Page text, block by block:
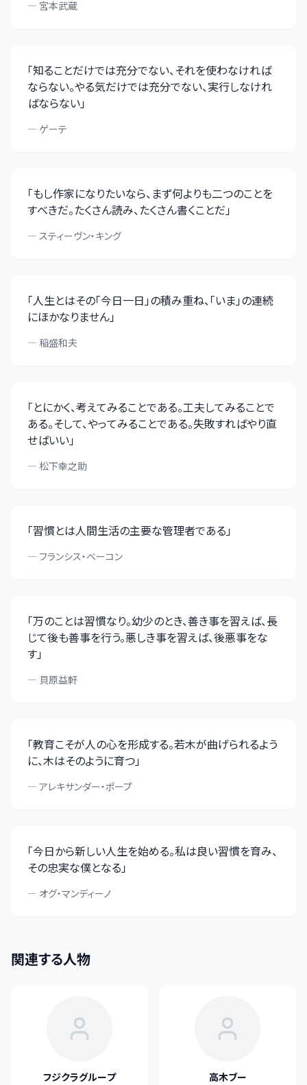
— 宮本武蔵
「知ることだけでは充分でない、それを使わなければ
ならない。やる気だけでは充分でない、実行しなけれ
ばならない」
— ゲーテ
「もし作家になりたいなら、まず何よりも二つのことを
すべきだ。たくさん読み、たくさん書くことだ」
— スティーヴン・キング
「人生とはその「今日一日」の積み重ね、「いま」の連続
にほかなりません」
— 稲盛和夫
「とにかく、考えてみることである。工夫してみることで
ある。そして、やってみることである。失敗すればやり直
せばいい」
— 松下幸之助
「習慣とは人間生活の主要な管理者である」
— フランシス・ベーコン
「万のことは習慣なり。幼少のとき、善き事を習えば、長
じて後も善事を行う。悪しき事を習えば、後悪事をな
す」
— 貝原益軒
「教育こそが人の心を形成する。若木が曲げられるよう
に、木はそのように育つ」
— アレキサンダー・ポープ
「今日から新しい人生を始める。私は良い習慣を育み、
その忠実な僕となる」
— オグ・マンディーノ
関連する人物
フジクラグループ 高木ブー